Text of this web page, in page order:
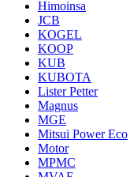
Himoinsa
JCB
KOGEL
KOOP
KUB
KUBOTA
Lister Petter
Magnus
MGE
Mitsui Power Eco
Motor
MPMC